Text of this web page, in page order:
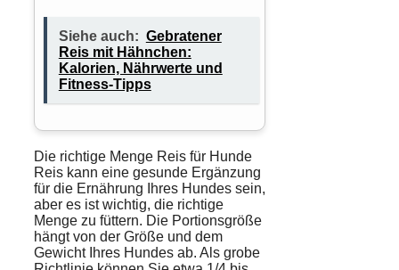
Siehe auch: Gebratener
Reis mit Hähnchen:
Kalorien, Nährwerte und
Fitness-Tipps
Die richtige Menge Reis für Hunde
Reis kann eine gesunde Ergänzung
für die Ernährung
Ihres Hundes sein,
aber es ist wichtig, die richtige
Menge zu füttern. Die Portionsgröße
hängt von der Größe und dem
Gewicht Ihres Hundes ab. Als grobe